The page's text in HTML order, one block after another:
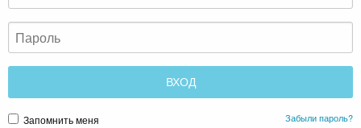
Запомнить меня Забыли пароль?